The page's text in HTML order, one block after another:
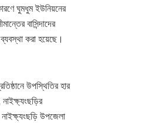
ঘুমধুম ইউনিয়নের
বাসিন্দাদের
করা হয়েছে।
উপস্থিতির হার
উপজেলা